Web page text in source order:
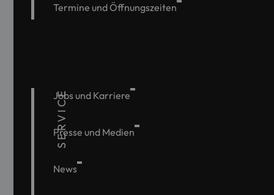
Termine und Öffnungszeiten
SERVICE
Jobs und Karriere
Presse und Medien
News